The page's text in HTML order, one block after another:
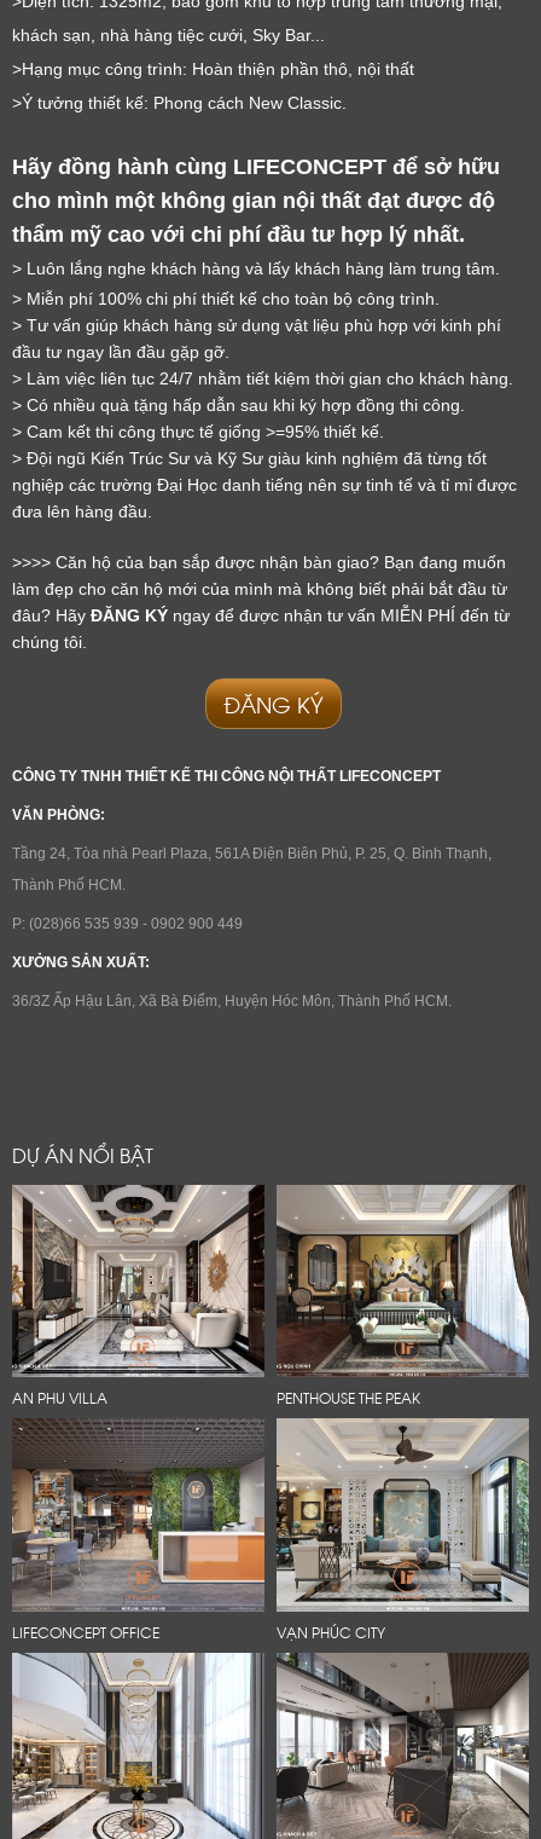
khách sạn, nhà hàng tiệc cưới, Sky Bar...
>Hạng mục công trình: Hoàn thiện phần thô, nội thất
>Ý tưởng thiết kế: Phong cách New Classic.
Hãy đồng hành cùng LIFECONCEPT để sở hữu
cho mình một không gian nội thất đạt được độ
thẩm mỹ cao với chi phí đầu tư hợp lý nhất.
> Luôn lắng nghe khách hàng và lấy khách hàng làm trung tâm.
> Miễn phí 100% chi phí thiết kế cho toàn bộ công trình.
> Tư vấn giúp khách hàng sử dụng vật liệu phù hợp với kinh phí
đầu tư ngay lần đầu gặp gỡ.
> Làm việc liên tục 24/7 nhằm tiết kiệm thời gian cho khách hàng.
> Có nhiều quà tặng hấp dẫn sau khi ký hợp đồng thi công.
> Cam kết thi công thực tế giống >=95% thiết kế.
> Đội ngũ Kiến Trúc Sư và Kỹ Sư giàu kinh nghiệm đã từng tốt
nghiệp các trường Đại Học danh tiếng nên sự tinh tế và tỉ mỉ được
đưa lên hàng đầu.
>>>> Căn hộ của bạn sắp được nhận bàn giao? Bạn đang muốn
làm đẹp cho căn hộ mới của mình mà không biết phải bắt đầu từ
đâu? Hãy ĐĂNG KÝ ngay để được nhận tư vấn MIỄN PHÍ đến từ
chúng tôi.
ĐĂNG KÝ
CÔNG TY TNHH THIẾT KẾ THI CÔNG NỘI THẤT LIFECONCEPT
VĂN PHÒNG:
Tầng 24, Tòa nhà Pearl Plaza, 561A Điện Biên Phủ, P. 25, Q. Bình Thạnh,
Thành Phố HCM.
P: (028)66 535 939 - 0902 900 449
XƯỞNG SẢN XUẤT:
36/3Z Ấp Hậu Lân, Xã Bà Điểm, Huyện Hóc Môn, Thành Phố HCM.
DỰ ÁN NỔI BẬT
AN PHU VILLA PENTHOUSE THE PEAK
LIFECONCEPT OFFICE VẠN PHÚC CITY
LIFECONCEPT
Chúng tôi sẽ liên hệ lại trong thời gian sớm nhất